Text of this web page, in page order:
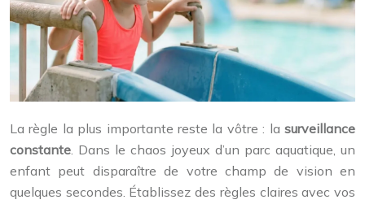
La règle la plus importante reste la vôtre : la surveillance
constante. Dans le chaos joyeux d’un parc aquatique, un
enfant peut disparaître de votre champ de vision en
quelques secondes. Établissez des règles claires avec vos